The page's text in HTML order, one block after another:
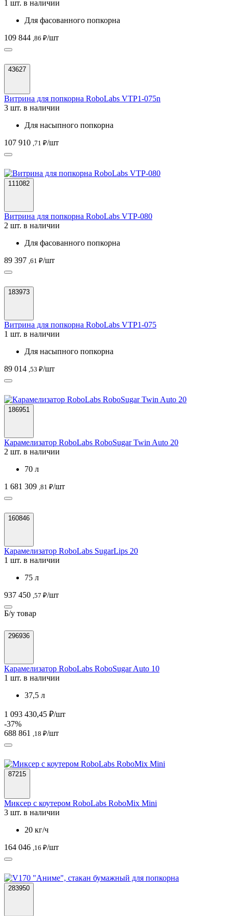
1 шт. в наличии
Для фасованного попкорна
109 844 ,86 ₽/шт
43627
Витрина для попкорна RoboLabs VTP1-075n
3 шт. в наличии
Для насыпного попкорна
107 910 ,71 ₽/шт
111082
Витрина для попкорна RoboLabs VTP-080
2 шт. в наличии
Для фасованного попкорна
89 397 ,61 ₽/шт
183973
Витрина для попкорна RoboLabs VTP1-075
1 шт. в наличии
Для насыпного попкорна
89 014 ,53 ₽/шт
186951
Карамелизатор RoboLabs RoboSugar Twin Auto 20
2 шт. в наличии
70 л
1 681 309 ,81 ₽/шт
160846
Карамелизатор RoboLabs SugarLips 20
1 шт. в наличии
75 л
937 450 ,57 ₽/шт
Б/у товар
296936
Карамелизатор RoboLabs RoboSugar Auto 10
1 шт. в наличии
37,5 л
1 093 430,45 ₽/шт
-37%
688 861 ,18 ₽/шт
87215
Миксер с коутером RoboLabs RoboMix Mini
3 шт. в наличии
20 кг/ч
164 046 ,16 ₽/шт
283950